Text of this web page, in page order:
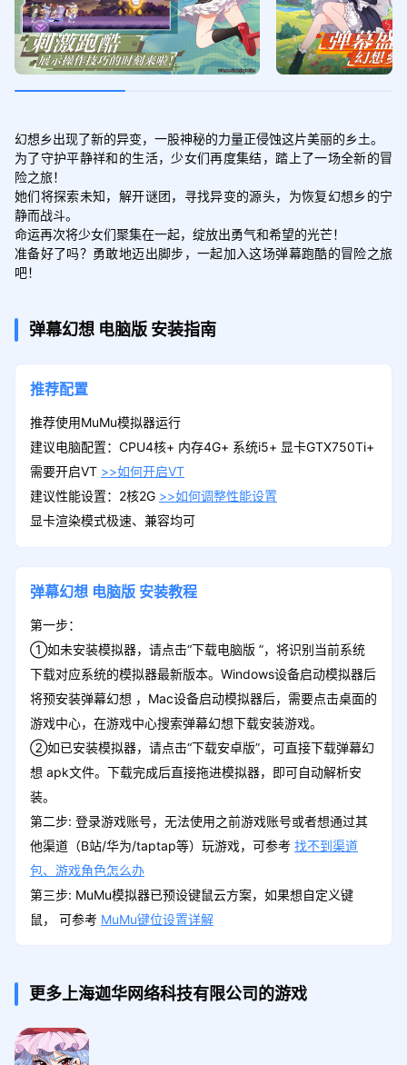
幻想乡出现了新的异变，一股神秘的力量正侵蚀这片美丽的乡土。
为了守护平静祥和的生活，少女们再度集结，踏上了一场全新的冒
险之旅！
她们将探索未知，解开谜团，寻找异变的源头，为恢复幻想乡的宁
静而战斗。
命运再次将少女们聚集在一起，绽放出勇气和希望的光芒！
准备好了吗？勇敢地迈出脚步，一起加入这场弹幕跑酷的冒险之旅
吧！
弹幕幻想 电脑版 安装指南
推荐配置
推荐使用MuMu模拟器运行
建议电脑配置：CPU4核+ 内存4G+ 系统i5+ 显卡GTX750Ti+
需要开启VT >>如何开启VT
建议性能设置：2核2G >>如何调整性能设置
显卡渲染模式极速、兼容均可
弹幕幻想 电脑版 安装教程
第一步：
①如未安装模拟器，请点击“下载电脑版 ”，将识别当前系统
下载对应系统的模拟器最新版本。Windows设备启动模拟器后
将预安装弹幕幻想 ，Mac设备启动模拟器后，需要点击桌面的
游戏中心，在游戏中心搜索弹幕幻想下载安装游戏。
②如已安装模拟器，请点击“下载安卓版”，可直接下载弹幕幻
想 apk文件。下载完成后直接拖进模拟器，即可自动解析安
装。
第二步: 登录游戏账号，无法使用之前游戏账号或者想通过其
他渠道（B站/华为/taptap等）玩游戏，可参考 找不到渠道
包、游戏角色怎么办
第三步: MuMu模拟器已预设键鼠云方案，如果想自定义键
鼠， 可参考 MuMu键位设置详解
更多上海迦华网络科技有限公司的游戏